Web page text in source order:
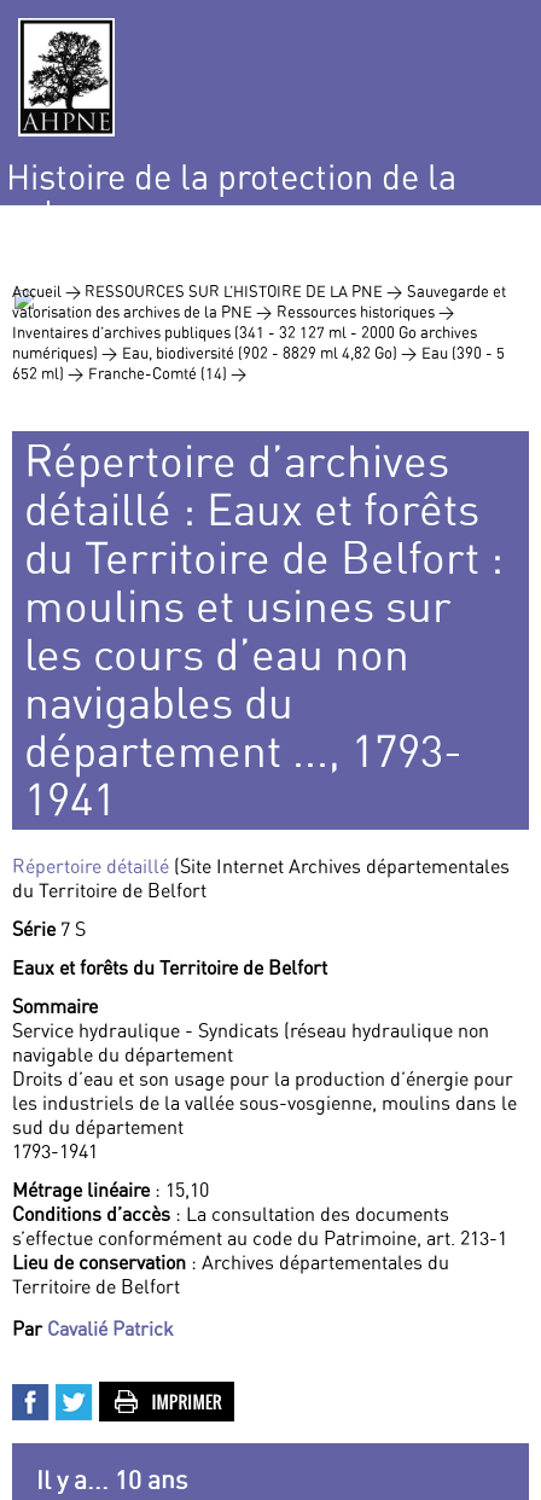
Histoire de la protection de la
nature
Accueil > RESSOURCES SUR L’HISTOIRE DE LA PNE > Sauvegarde et
valorisation des archives de la PNE > Ressources historiques >
Inventaires d’archives publiques (341 - 32 127 ml - 2000 Go archives
numériques) > Eau, biodiversité (902 - 8829 ml 4,82 Go) > Eau (390 - 5
652 ml) > Franche-Comté (14) >
Répertoire d’archives
détaillé : Eaux et forêts
du Territoire de Belfort :
moulins et usines sur
les cours d’eau non
navigables du
département ..., 1793-
1941
Répertoire détaillé (Site Internet Archives départementales
du Territoire de Belfort
Série 7 S
Eaux et forêts du Territoire de Belfort
Sommaire
Service hydraulique - Syndicats (réseau hydraulique non
navigable du département
Droits d’eau et son usage pour la production d’énergie pour
les industriels de la vallée sous-vosgienne, moulins dans le
sud du département
1793-1941
Métrage linéaire: 15,10
Conditions d’accès : La consultation des documents
s’effectue conformément au code du Patrimoine, art. 213-1
Lieu de conservation : Archives départementales du
Territoire de Belfort
Par Cavalié Patrick
Il y a... 10 ans